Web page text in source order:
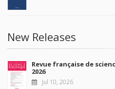
New Releases
Revue française de
2026
Jul 10, 2026